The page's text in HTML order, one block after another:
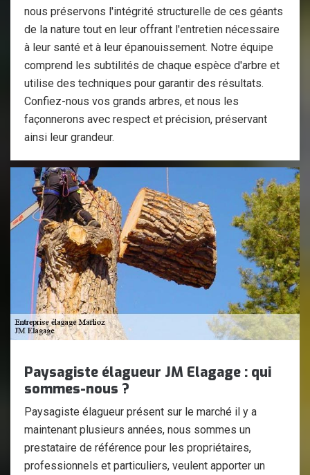
nous préservons l'intégrité structurelle de ces géants
de la nature tout en leur offrant l'entretien nécessaire
à leur santé et à leur épanouissement. Notre équipe
comprend les subtilités de chaque espèce d'arbre et
utilise des techniques pour garantir des résultats.
Confiez-nous vos grands arbres, et nous les
façonnerons avec respect et précision, préservant
ainsi leur grandeur.
Paysagiste élagueur JM Elagage : qui
sommes-nous ?
Paysagiste élagueur présent sur le marché il y a
maintenant plusieurs années, nous sommes un
prestataire de référence pour les propriétaires,
professionnels et particuliers, veulent apporter un